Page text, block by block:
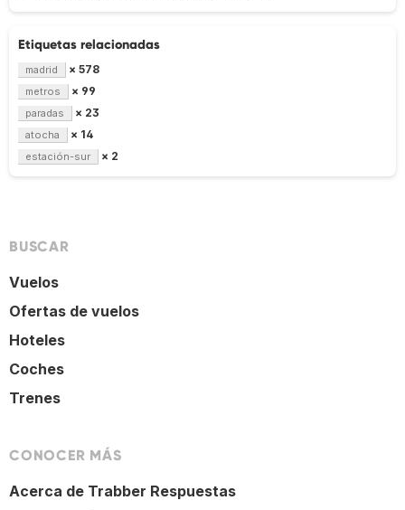
Etiquetas relacionadas
madrid × 578
metros × 99
paradas × 23
atocha × 14
estación-sur × 2
BUSCAR
Vuelos
Ofertas de vuelos
Hoteles
Coches
Trenes
CONOCER MÁS
Acerca de Trabber Respuestas